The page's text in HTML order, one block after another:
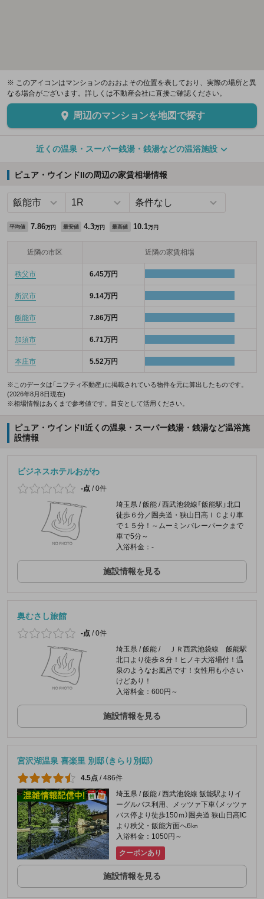
※ このアイコンはマンションのおおよその位置を表しており、実際の場所と異
なる場合がございます。詳しくは不動産会社に直接ご確認ください。
周辺のマンションを地図で探す
近くの温泉・スーパー銭湯・銭湯などの温浴施設
ピュア・ウインドIIの周辺の家賃相場情報
平均値 7.86万円 最安値 4.3万円 最高値 10.1万円
近隣の市区 近隣の家賃相場
秩父市 6.45万円
所沢市 9.14万円
飯能市 7.86万円
加須市 6.71万円
本庄市 5.52万円
※このデータは「ニフティ不動産」に掲載されている物件を元に算出したものです。
(2026年8月8日現在)
※相場情報はあくまで参考値です。目安として活用ください。
ピュア・ウインドII近くの温泉・スーパー銭湯・銭湯など温浴施
設情報
ビジネスホテルおがわ
-点 /0件
埼玉県 / 飯能 / 西武池袋線「飯能駅」北口
徒歩６分／圏央道・狭山日高ＩＣより車
で１５分！～ムーミンバレーパークまで
車で5分～
入浴料金：-
施設情報を見る
奥むさし旅館
-点 /0件
埼玉県 / 飯能 / ＪＲ西武池袋線 飯能駅
北口より徒歩８分！ヒノキ大浴場付！温
泉のようなお風呂です！女性用も小さい
けどあり！
入浴料金：600円～
施設情報を見る
宮沢湖温泉 喜楽里 別邸（きらり別邸）
4.5点 /486件
埼玉県 / 飯能 / 西武池袋線 飯能駅よりイ
ーグルバス利用、メッツァ下車（メッツァ
バス停より徒歩150ｍ）圏央道 狭山日高IC
より秩父・飯能方面へ6㎞
入浴料金：1050円～
クーポンあり
施設情報を見る